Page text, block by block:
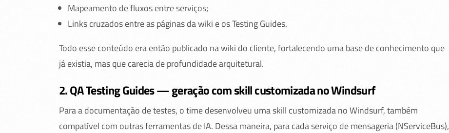
Mapeamento de fluxos entre serviços;
Links cruzados entre as páginas da wiki e os Testing Guides.
Todo esse conteúdo era então publicado na wiki do cliente, fortalecendo uma base de conhecimento que
já existia, mas que carecia de profundidade arquitetural.
2. QA Testing Guides — geração com skill customizada no Windsurf
Para a documentação de testes, o time desenvolveu uma skill customizada no Windsurf, também
compatível com outras ferramentas de IA. Dessa maneira, para cada serviço de mensageria (NServiceBus),